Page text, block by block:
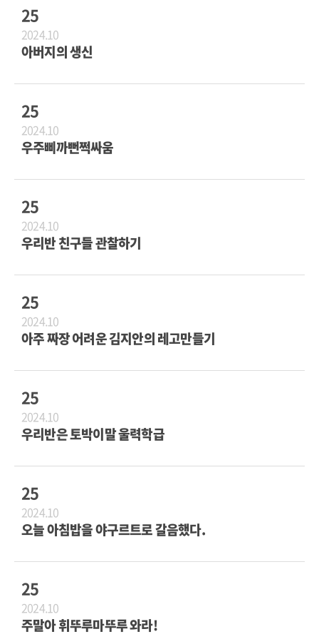
25
2024.10
아버지의 생신
25
2024.10
우주삐까뻔쩍싸움
25
2024.10
우리반 친구들 관찰하기
25
2024.10
아주 짜장 어려운 김지안의 레고만들기
25
2024.10
우리반은 토박이말 울력학급
25
2024.10
오늘 아침밥을 야구르트로 갈음했다.
25
2024.10
주말아 휘뚜루마뚜루 와라!